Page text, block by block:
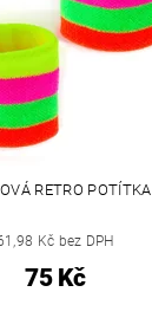
RETRO POTÍTKA
Kč bez DPH
75 Kč